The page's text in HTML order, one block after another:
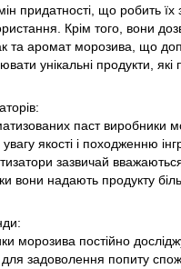
придатності, що робить
Крім того, вони
та аромат морозива, що
унікальні продукти, які
паст виробники
якості і походженню
зазвичай
вони надають продукту
морозива постійно
задоволення попиту